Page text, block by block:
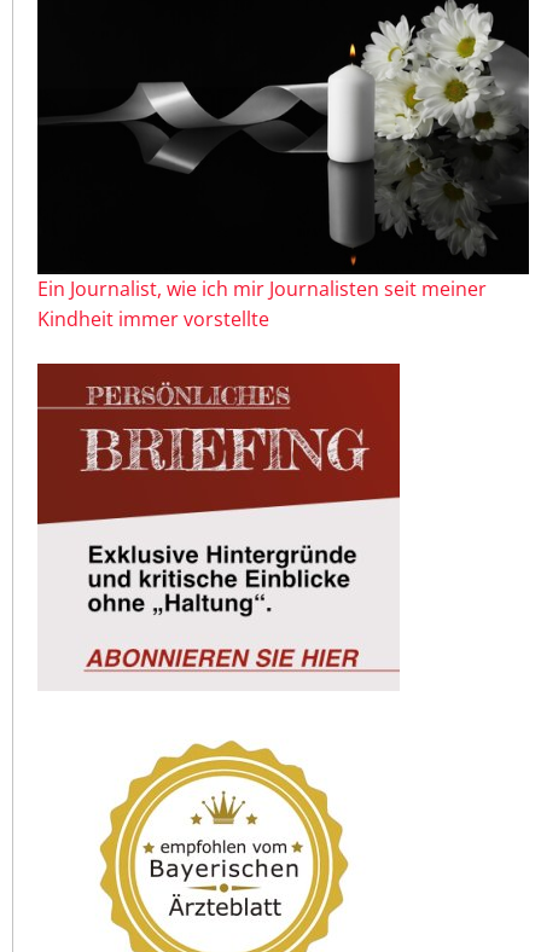
Ein Journalist, wie ich mir Journalisten seit meiner
Kindheit immer vorstellte